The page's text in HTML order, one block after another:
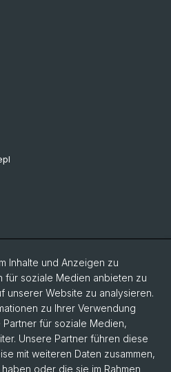
Inhalte und Anzeigen zu
für soziale Medien anbieten zu
unserer Website zu analysieren.
zu Ihrer Verwendung
für soziale Medien,
Unsere Partner führen diese
mit weiteren Daten zusammen,
oder die sie im Rahmen